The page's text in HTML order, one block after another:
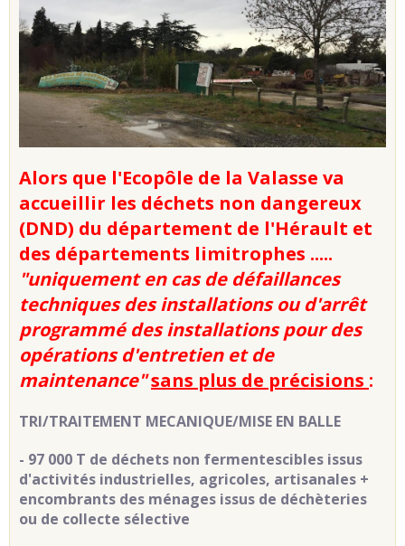
Alors que l'Ecopôle de la Valasse va
accueillir les déchets non dangereux
(DND) du département de l'Hérault et
des départements limitrophes .....
"uniquement en cas de défaillances
techniques des installations ou d'arrêt
programmé des installations pour des
opérations d'entretien et de
maintenance"sans plus de précisions :
TRI/TRAITEMENT MECANIQUE/MISE EN BALLE
- 97 000 T de déchets non fermentescibles issus
d'activités industrielles, agricoles, artisanales +
encombrants des ménages issus de déchèteries
ou de collecte sélective